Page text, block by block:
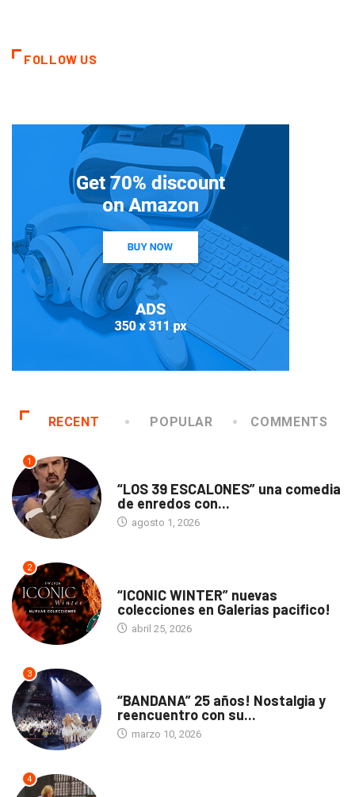
FOLLOW US
RECENT POPULAR COMMENTS
1
“LOS 39 ESCALONES” una comedia
de enredos con...
agosto 1, 2026
2
“ICONIC WINTER” nuevas
colecciones en Galerias pacifico!
abril 25, 2026
3
“BANDANA” 25 años! Nostalgia y
reencuentro con su...
marzo 10, 2026
4